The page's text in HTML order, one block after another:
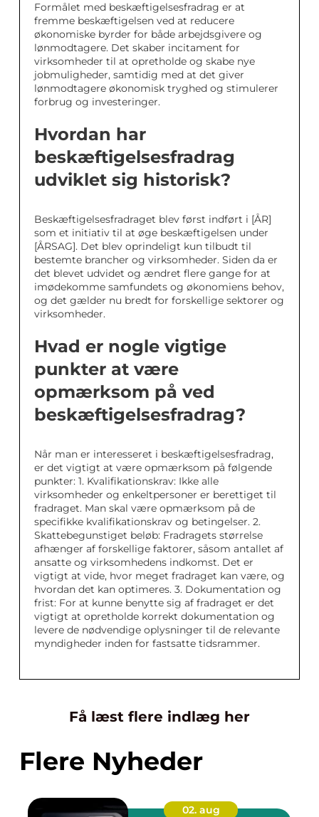
Formålet med beskæftigelsesfradrag er at
fremme beskæftigelsen ved at reducere
økonomiske byrder for både arbejdsgivere og
lønmodtagere. Det skaber incitament for
virksomheder til at opretholde og skabe nye
jobmuligheder, samtidig med at det giver
lønmodtagere økonomisk tryghed og stimulerer
forbrug og investeringer.
Hvordan har
beskæftigelsesfradrag
udviklet sig historisk?
Beskæftigelsesfradraget blev først indført i [ÅR]
som et initiativ til at øge beskæftigelsen under
[ÅRSAG]. Det blev oprindeligt kun tilbudt til
bestemte brancher og virksomheder. Siden da er
det blevet udvidet og ændret flere gange for at
imødekomme samfundets og økonomiens behov,
og det gælder nu bredt for forskellige sektorer og
virksomheder.
Hvad er nogle vigtige
punkter at være
opmærksom på ved
beskæftigelsesfradrag?
Når man er interesseret i beskæftigelsesfradrag,
er det vigtigt at være opmærksom på følgende
punkter: 1. Kvalifikationskrav: Ikke alle
virksomheder og enkeltpersoner er berettiget til
fradraget. Man skal være opmærksom på de
specifikke kvalifikationskrav og betingelser. 2.
Skattebegunstiget beløb: Fradragets størrelse
afhænger af forskellige faktorer, såsom antallet af
ansatte og virksomhedens indkomst. Det er
vigtigt at vide, hvor meget fradraget kan være, og
hvordan det kan optimeres. 3. Dokumentation og
frist: For at kunne benytte sig af fradraget er det
vigtigt at opretholde korrekt dokumentation og
levere de nødvendige oplysninger til de relevante
myndigheder inden for fastsatte tidsrammer.
Få læst flere indlæg her
Flere Nyheder
02. aug